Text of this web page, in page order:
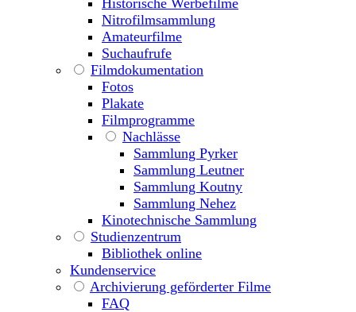
Nitrofilmsammlung
Amateurfilme
Suchaufrufe
Filmdokumentation
Fotos
Plakate
Filmprogramme
Nachlässe
Sammlung Pyrker
Sammlung Leutner
Sammlung Koutny
Sammlung Nehez
Kinotechnische Sammlung
Studienzentrum
Bibliothek online
Kundenservice
Archivierung geförderter Filme
FAQ